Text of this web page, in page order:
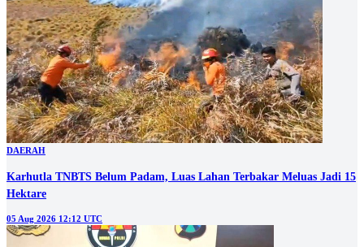
DAERAH
Karhutla TNBTS Belum Padam, Luas Lahan Terbakar Meluas Jadi 15
Hektare
05 Aug 2026 12:12 UTC